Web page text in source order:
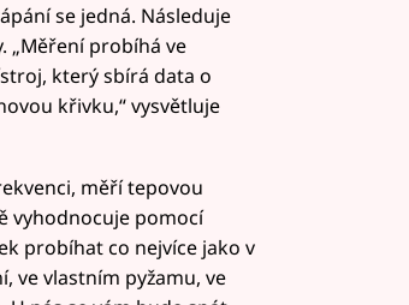
se jedná. Následuje
„Měření probíhá ve
který sbírá data o
křivku,“ vysvětluje
měří tepovou
vyhodnocuje pomocí
probíhat co nejvíce jako v
ve vlastním pyžamu, ve